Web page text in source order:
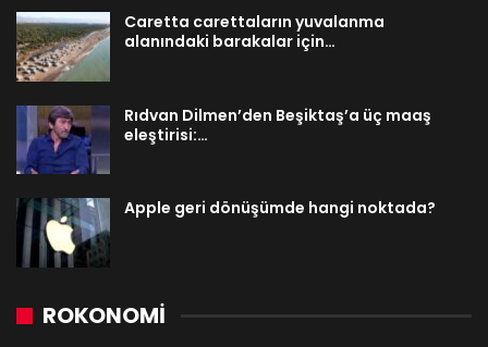
Caretta carettaların yuvalanma
alanındaki barakalar için…
Rıdvan Dilmen’den Beşiktaş’a üç maaş
eleştirisi:…
Apple geri dönüşümde hangi noktada?
ROKONOMİ